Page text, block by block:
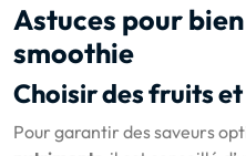
Astuces pour
smoothie
Choisir des fruits
Pour garantir des saveurs